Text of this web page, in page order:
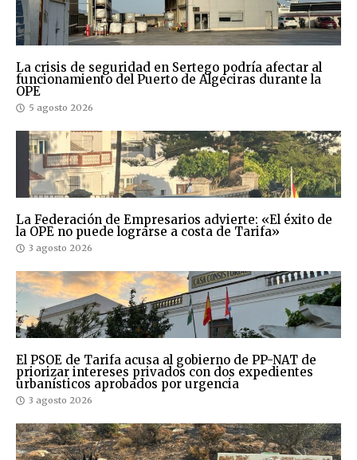
La crisis de seguridad en Sertego podría afectar al
funcionamiento del Puerto de Algeciras durante la
OPE
5 agosto 2026
La Federación de Empresarios advierte: «El éxito de
la OPE no puede lograrse a costa de Tarifa»
3 agosto 2026
El PSOE de Tarifa acusa al gobierno de PP-NAT de
priorizar intereses privados con dos expedientes
urbanísticos aprobados por urgencia
3 agosto 2026